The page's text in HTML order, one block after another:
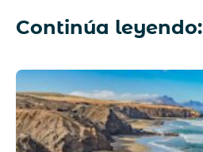
Continúa leyendo: